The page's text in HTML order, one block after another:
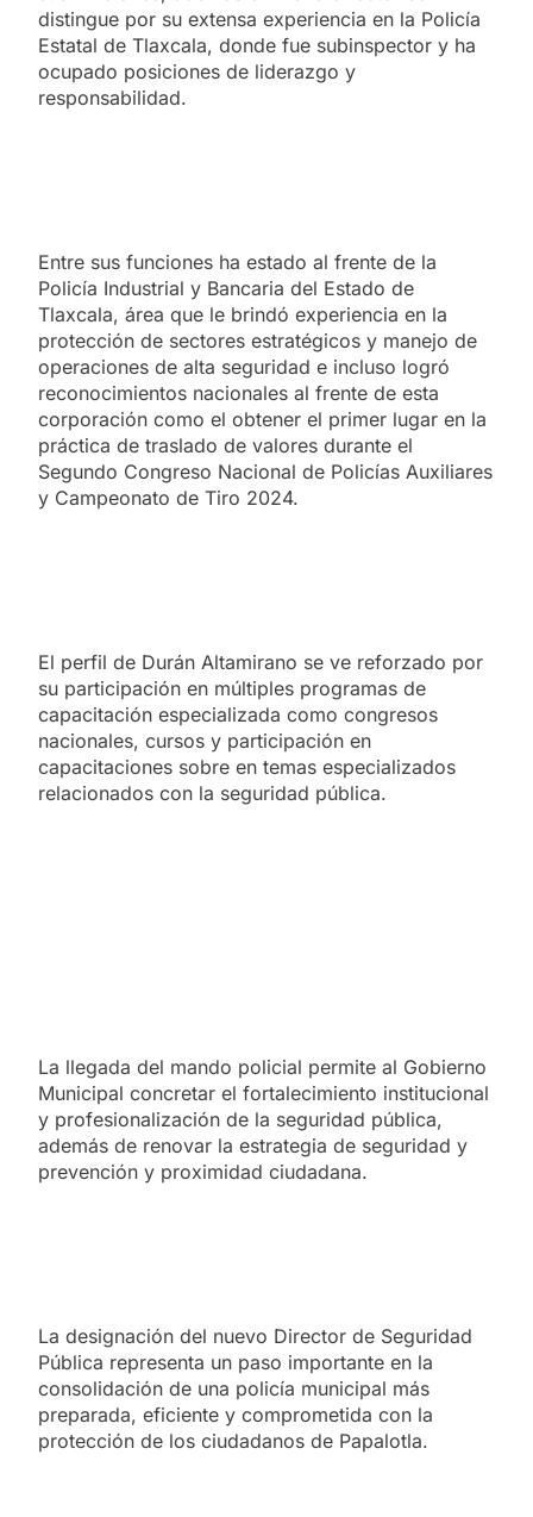
distingue por su extensa experiencia en la Policía
Estatal de Tlaxcala, donde fue subinspector y ha
ocupado posiciones de liderazgo y
responsabilidad.
Entre sus funciones ha estado al frente de la
Policía Industrial y Bancaria del Estado de
Tlaxcala, área que le brindó experiencia en la
protección de sectores estratégicos y manejo de
operaciones de alta seguridad e incluso logró
reconocimientos nacionales al frente de esta
corporación como el obtener el primer lugar en la
práctica de traslado de valores durante el
Segundo Congreso Nacional de Policías Auxiliares
y Campeonato de Tiro 2024.
El perfil de Durán Altamirano se ve reforzado por
su participación en múltiples programas de
capacitación especializada como congresos
nacionales, cursos y participación en
capacitaciones sobre en temas especializados
relacionados con la seguridad pública.
La llegada del mando policial permite al Gobierno
Municipal concretar el fortalecimiento institucional
y profesionalización de la seguridad pública,
además de renovar la estrategia de seguridad y
prevención y proximidad ciudadana.
La designación del nuevo Director de Seguridad
Pública representa un paso importante en la
consolidación de una policía municipal más
preparada, eficiente y comprometida con la
protección de los ciudadanos de Papalotla.